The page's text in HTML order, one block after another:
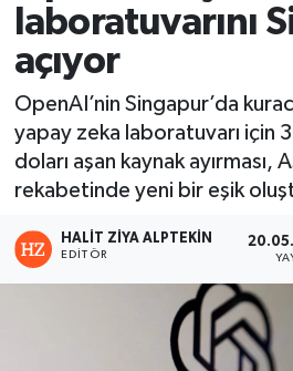
laboratuvarını
açıyor
OpenAI’nin Singapur’da
yapay zeka laboratuvarı için
doları aşan kaynak ayırması,
rekabetinde yeni bir eşik
HALIT ZIYA ALPTEKIN
EDITÖR